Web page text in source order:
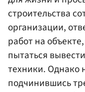
строительства
организации,
работ на
пытаться
техники. Однако
подчинившись